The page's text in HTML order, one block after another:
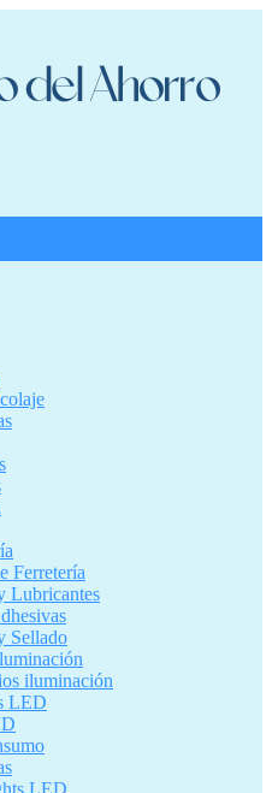
Ferretería
Lubricantes
Sellado
iluminación
LED
LED